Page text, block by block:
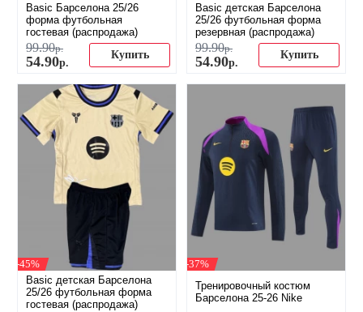
Basic Барселона 25/26
форма футбольная
гостевая (распродажа)
99.90р.
54.90р.
Купить
Basic детская Барселона
25/26 футбольная форма
резервная (распродажа)
99.90р.
54.90р.
Купить
-45%
Basic детская Барселона
25/26 футбольная форма
гостевая (распродажа)
-37%
Тренировочный костюм
Барселона 25-26 Nike